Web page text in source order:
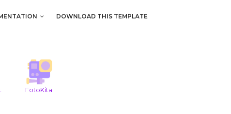
DOWNLOAD THIS TEMPLATE
FotoKita